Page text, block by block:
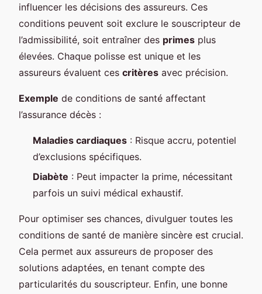
influencer les décisions des assureurs. Ces
conditions peuvent soit exclure le souscripteur de
l’admissibilité, soit entraîner des primes plus
élevées. Chaque polisse est unique et les
assureurs évaluent ces critères avec précision.
Exemple de conditions de santé affectant
l’assurance décès :
Maladies cardiaques : Risque accru, potentiel
d’exclusions spécifiques.
Diabète : Peut impacter la prime, nécessitant
parfois un suivi médical exhaustif.
Pour optimiser ses chances, divulguer toutes les
conditions de santé de manière sincère est crucial.
Cela permet aux assureurs de proposer des
solutions adaptées, en tenant compte des
particularités du souscripteur. Enfin, une bonne